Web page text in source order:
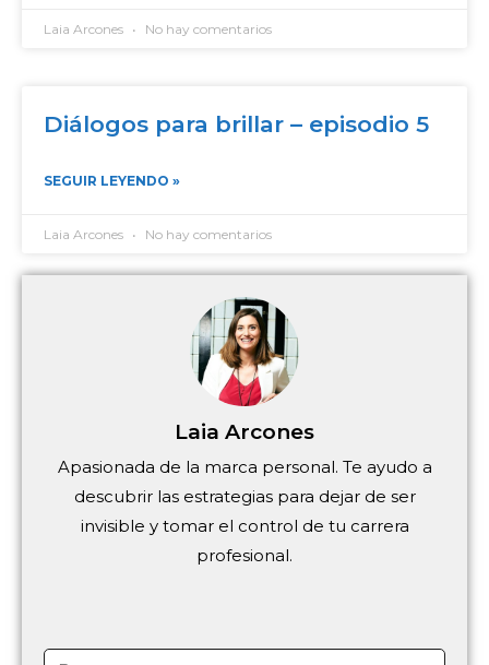
Laia Arcones No hay comentarios
Diálogos para brillar – episodio 5
SEGUIR LEYENDO »
Laia Arcones No hay comentarios
Laia Arcones
Apasionada de la marca personal. Te ayudo a
descubrir las estrategias para dejar de ser
invisible y tomar el control de tu carrera
profesional.